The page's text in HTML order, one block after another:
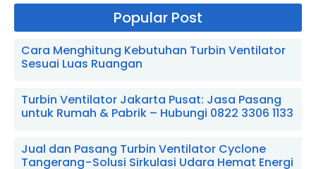
Popular Post
Cara Menghitung Kebutuhan Turbin Ventilator
Sesuai Luas Ruangan
Turbin Ventilator Jakarta Pusat: Jasa Pasang
untuk Rumah & Pabrik – Hubungi 0822 3306 1133
Jual dan Pasang Turbin Ventilator Cyclone
Tangerang - Solusi Sirkulasi Udara Hemat Energi